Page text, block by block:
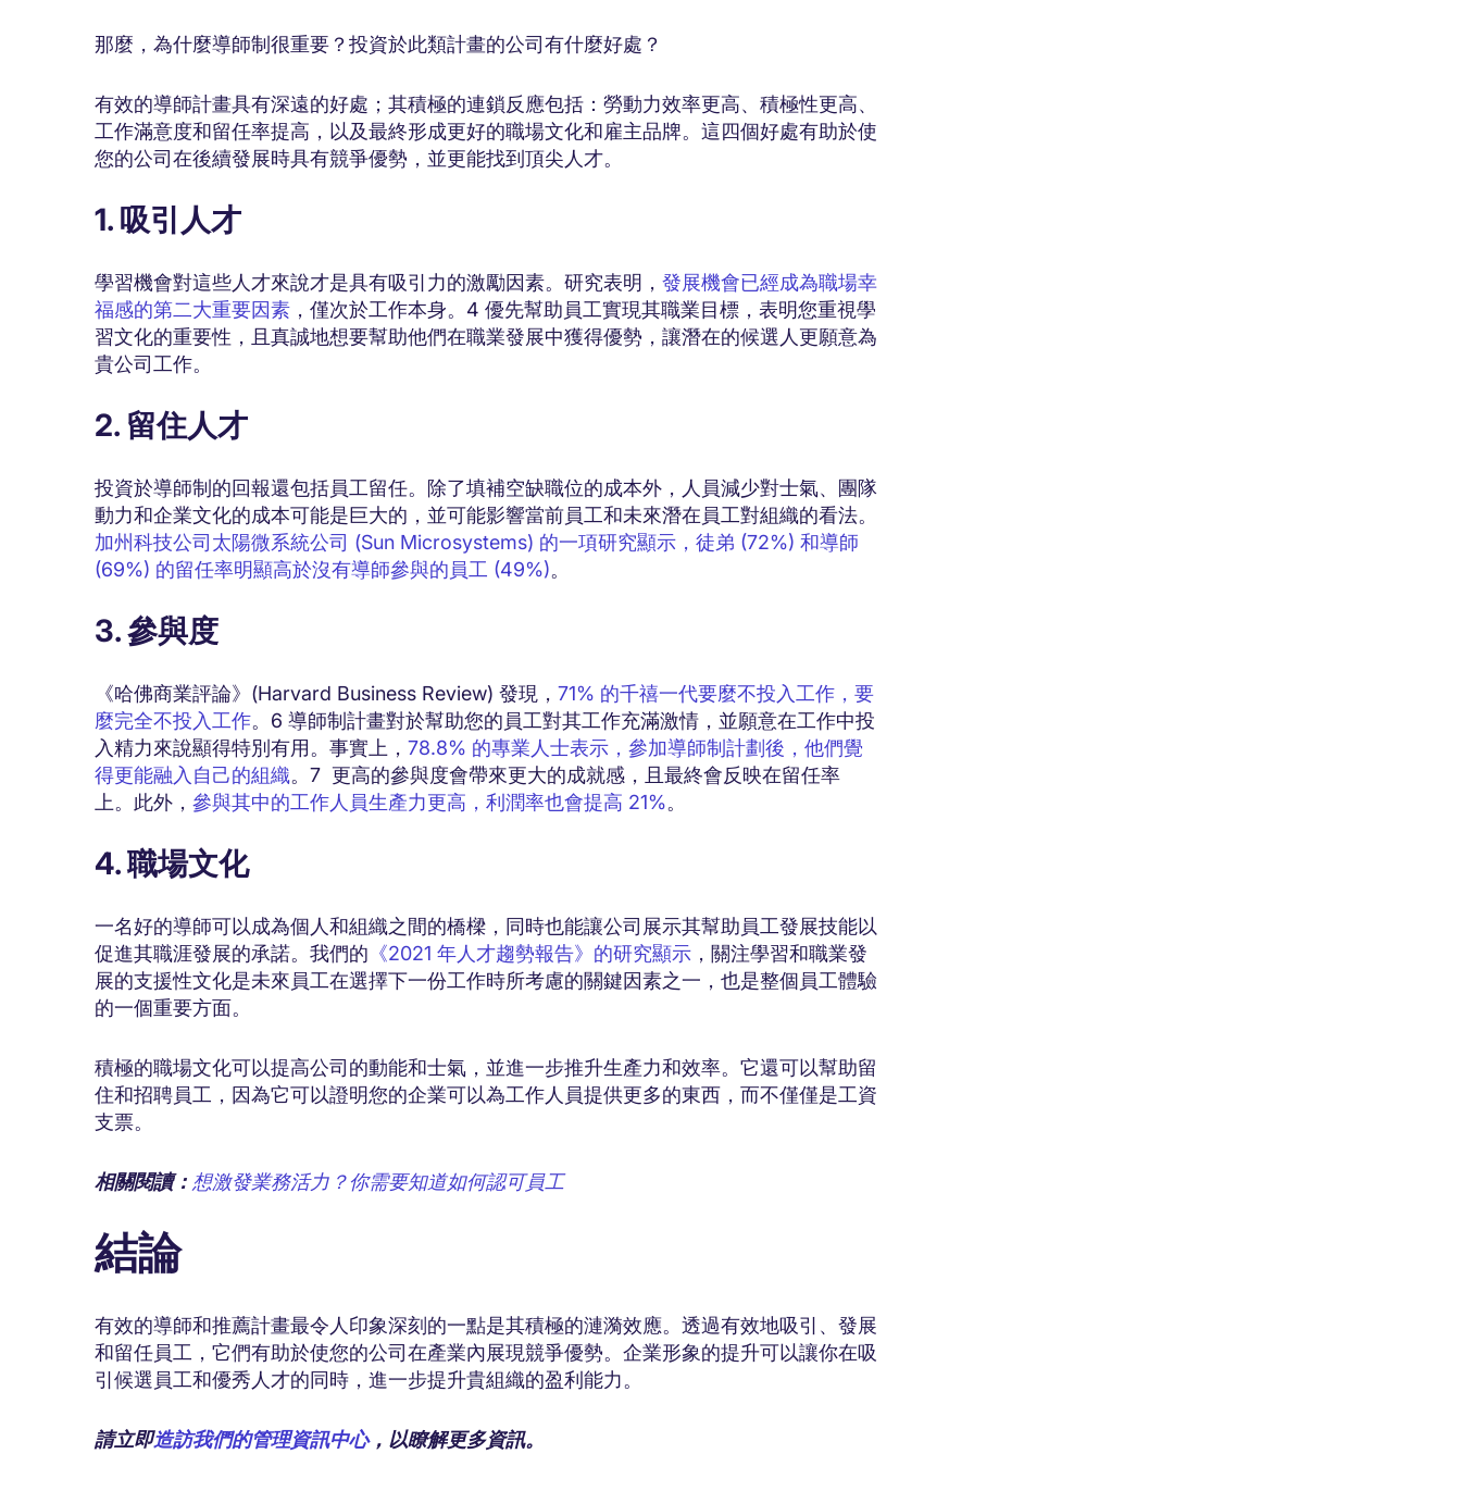
那麼，為什麼導師制很重要？投資於此類計畫的公司有什麼好處？
有效的導師計畫具有深遠的好處；其積極的連鎖反應包括：勞動力效率更高、積極性更高、
工作滿意度和留任率提高，以及最終形成更好的職場文化和雇主品牌。這四個好處有助於使
您的公司在後續發展時具有競爭優勢，並更能找到頂尖人才。
1. 吸引人才
學習機會對這些人才來說才是具有吸引力的激勵因素。研究表明， 發展機會已經成為職場幸
福感的第二大重要因素 ，僅次於工作本身。4 優先幫助員工實現其職業目標，表明您重視學
習文化的重要性，且真誠地想要幫助他們在職業發展中獲得優勢，讓潛在的候選人更願意為
貴公司工作。
2. 留住人才
投資於導師制的回報還包括員工留任。除了填補空缺職位的成本外，人員減少對士氣、團隊
動力和企業文化的成本可能是巨大的，並可能影響當前員工和未來潛在員工對組織的看法。
加州科技公司太陽微系統公司 (Sun Microsystems) 的一項研究顯示，徒弟 (72%) 和導師
(69%) 的留任率明顯高於沒有導師參與的員工 (49%)。
3. 參與度
《哈佛商業評論》(Harvard Business Review) 發現， 71% 的千禧一代要麼不投入工作，要
麼完全不投入工作。6 導師制計畫對於幫助您的員工對其工作充滿激情，並願意在工作中投
入精力來說顯得特別有用。事實上， 78.8% 的專業人士表示，參加導師制計劃後，他們覺
得更能融入自己的組織。7 更高的參與度會帶來更大的成就感，且最終會反映在留任率
上。此外， 參與其中的工作人員生產力更高，利潤率也會提高 21%。
4. 職場文化
一名好的導師可以成為個人和組織之間的橋樑，同時也能讓公司展示其幫助員工發展技能以
促進其職涯發展的承諾。我們的 《2021 年人才趨勢報告》的研究顯示 ，關注學習和職業發
展的支援性文化是未來員工在選擇下一份工作時所考慮的關鍵因素之一，也是整個員工體驗
的一個重要方面。
積極的職場文化可以提高公司的動能和士氣，並進一步推升生產力和效率。它還可以幫助留
住和招聘員工，因為它可以證明您的企業可以為工作人員提供更多的東西，而不僅僅是工資
支票。
相關閱讀： 想激發業務活力？你需要知道如何認可員工
結論
有效的導師和推薦計畫最令人印象深刻的一點是其積極的漣漪效應。透過有效地吸引、發展
和留任員工，它們有助於使您的公司在產業內展現競爭優勢。企業形象的提升可以讓你在吸
引候選員工和優秀人才的同時，進一步提升貴組織的盈利能力。
請立即造訪我們的管理資訊中心，以瞭解更多資訊。